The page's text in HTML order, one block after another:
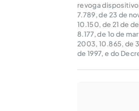
revoga
7.789, de 23 de
10.150, de 21 de
8.177, de 1o de
2003, 10.865, de
de 1997, e do